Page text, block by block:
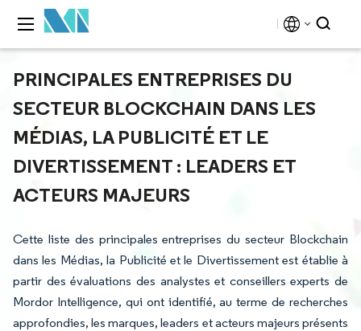
PRINCIPALES ENTREPRISES DU
SECTEUR BLOCKCHAIN DANS LES
MÉDIAS, LA PUBLICITÉ ET LE
DIVERTISSEMENT : LEADERS ET
ACTEURS MAJEURS
Cette liste des principales entreprises du secteur Blockchain
dans les Médias, la Publicité et le Divertissement est établie à
partir des évaluations des analystes et conseillers experts de
Mordor Intelligence, qui ont identifié, au terme de recherches
approfondies, les marques, leaders et acteurs majeurs présents